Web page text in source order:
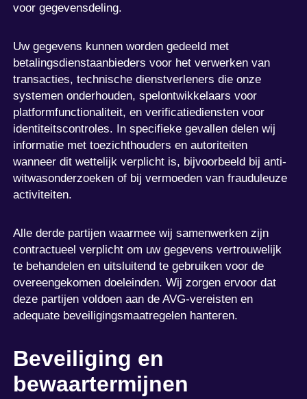
voor gegevensdeling.
Uw gegevens kunnen worden gedeeld met
betalingsdienstaanbieders voor het verwerken van
transacties, technische dienstverleners die onze
systemen onderhouden, spelontwikkelaars voor
platformfunctionaliteit, en verificatiediensten voor
identiteitscontroles. In specifieke gevallen delen wij
informatie met toezichthouders en autoriteiten
wanneer dit wettelijk verplicht is, bijvoorbeeld bij anti-
witwasonderzoeken of bij vermoeden van frauduleuze
activiteiten.
Alle derde partijen waarmee wij samenwerken zijn
contractueel verplicht om uw gegevens vertrouwelijk
te behandelen en uitsluitend te gebruiken voor de
overeengekomen doeleinden. Wij zorgen ervoor dat
deze partijen voldoen aan de AVG-vereisten en
adequate beveiligingsmaatregelen hanteren.
Beveiliging en
bewaartermijnen